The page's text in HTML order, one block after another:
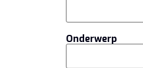
Onderwerp